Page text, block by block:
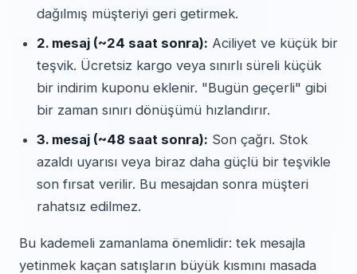
dağılmış müşteriyi geri getirmek.
2. mesaj (~24 saat sonra): Aciliyet ve küçük bir
teşvik. Ücretsiz kargo veya sınırlı süreli küçük
bir indirim kuponu eklenir. "Bugün geçerli" gibi
bir zaman sınırı dönüşümü hızlandırır.
3. mesaj (~48 saat sonra): Son çağrı. Stok
azaldı uyarısı veya biraz daha güçlü bir teşvikle
son fırsat verilir. Bu mesajdan sonra müşteri
rahatsız edilmez.
Bu kademeli zamanlama önemlidir: tek mesajla
yetinmek kaçan satışların büyük kısmını masada